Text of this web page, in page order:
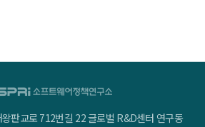
판교로 712번길 22 글로벌 R&D센터 연구동